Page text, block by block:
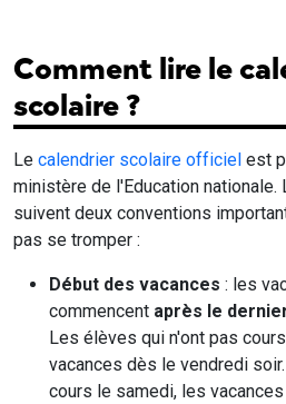
Comment lire le
scolaire ?
Le calendrier scolaire officiel est
ministère de l'Education
suivent deux conventions
pas se tromper :
Début des vacances : les
commencent après le
Les élèves qui n'ont pas
vacances dès le vendredi
cours le samedi, les